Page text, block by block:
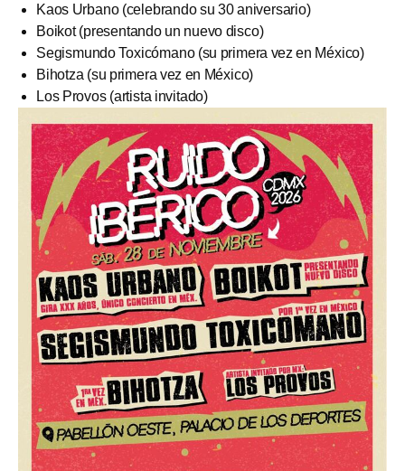
Kaos Urbano (celebrando su 30 aniversario)
Boikot (presentando un nuevo disco)
Segismundo Toxicómano (su primera vez en México)
Bihotza (su primera vez en México)
Los Provos (artista invitado)